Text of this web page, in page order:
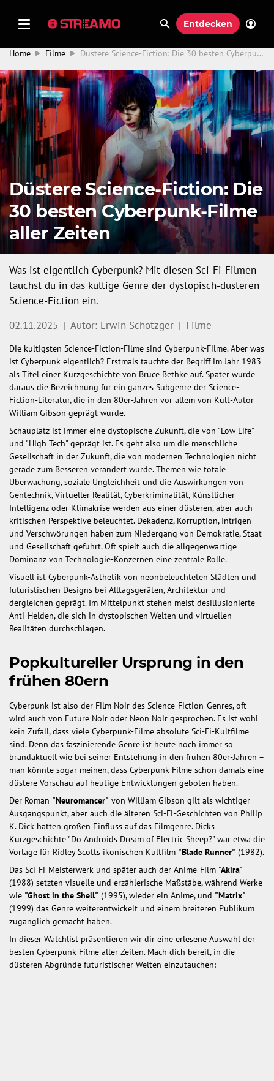
Entdecken
Home Filme Düstere Science-Fiction: Die 30 besten Cyberpunk-Filme aller Zeiten
Düstere Science-Fiction: Die
30 besten Cyberpunk-Filme
aller Zeiten
Was ist eigentlich Cyberpunk? Mit diesen Sci-Fi-Filmen
tauchst du in das kultige Genre der dystopisch-düsteren
Science-Fiction ein.
02.11.2025 | Autor: Erwin Schotzger | Filme
Die kultigsten Science-Fiction-Filme sind Cyberpunk-Filme. Aber was
ist Cyberpunk eigentlich? Erstmals tauchte der Begriff im Jahr 1983
als Titel einer Kurzgeschichte von Bruce Bethke auf. Später wurde
daraus die Bezeichnung für ein ganzes Subgenre der Science-
Fiction-Literatur, die in den 80er-Jahren vor allem von Kult-Autor
William Gibson geprägt wurde.
Schauplatz ist immer eine dystopische Zukunft, die von "Low Life"
und "High Tech" geprägt ist. Es geht also um die menschliche
Gesellschaft in der Zukunft, die von modernen Technologien nicht
gerade zum Besseren verändert wurde. Themen wie totale
Überwachung, soziale Ungleichheit und die Auswirkungen von
Gentechnik, Virtueller Realität, Cyberkriminalität, Künstlicher
Intelligenz oder Klimakrise werden aus einer düsteren, aber auch
kritischen Perspektive beleuchtet. Dekadenz, Korruption, Intrigen
und Verschwörungen haben zum Niedergang von Demokratie, Staat
und Gesellschaft geführt. Oft spielt auch die allgegenwärtige
Dominanz von Technologie-Konzernen eine zentrale Rolle.
Visuell ist Cyberpunk-Ästhetik von neonbeleuchteten Städten und
futuristischen Designs bei Alltagsgeräten, Architektur und
dergleichen geprägt. Im Mittelpunkt stehen meist desillusionierte
Anti-Helden, die sich in dystopischen Welten und virtuellen
Realitäten durchschlagen.
Popkultureller Ursprung in den
frühen 80ern
Cyberpunk ist also der Film Noir des Science-Fiction-Genres, oft
wird auch von Future Noir oder Neon Noir gesprochen. Es ist wohl
kein Zufall, dass viele Cyberpunk-Filme absolute Sci-Fi-Kultfilme
sind. Denn das faszinierende Genre ist heute noch immer so
brandaktuell wie bei seiner Entstehung in den frühen 80er-Jahren –
man könnte sogar meinen, dass Cyberpunk-Filme schon damals eine
düstere Vorschau auf heutige Entwicklungen geboten haben.
Der Roman "Neuromancer" von William Gibson gilt als wichtiger
Ausgangspunkt, aber auch die älteren Sci-Fi-Geschichten von Philip
K. Dick hatten großen Einfluss auf das Filmgenre. Dicks
Kurzgeschichte "Do Androids Dream of Electric Sheep?" war etwa die
Vorlage für Ridley Scotts ikonischen Kultfilm "Blade Runner" (1982).
Das Sci-Fi-Meisterwerk und später auch der Anime-Film "Akira"
(1988) setzten visuelle und erzählerische Maßstäbe, während Werke
wie "Ghost in the Shell" (1995), wieder ein Anime, und "Matrix"
(1999) das Genre weiterentwickelt und einem breiteren Publikum
zugänglich gemacht haben.
In dieser Watchlist präsentieren wir dir eine erlesene Auswahl der
besten Cyberpunk-Filme aller Zeiten. Mach dich bereit, in die
düsteren Abgründe futuristischer Welten einzutauchen: